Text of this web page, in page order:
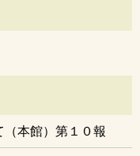
本館）第１０報